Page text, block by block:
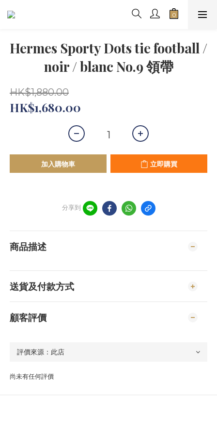
Hermes Sporty Dots tie football /
noir / blanc No.9 領帶
HK$1,880.00
HK$1,680.00
加入購物車 立即購買
分享到
商品描述
送貨及付款方式
顧客評價
尚未有任何評價